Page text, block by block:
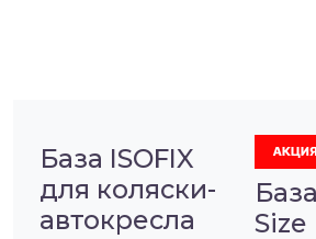
База ISOFIX
для коляски-
автокресла
Size